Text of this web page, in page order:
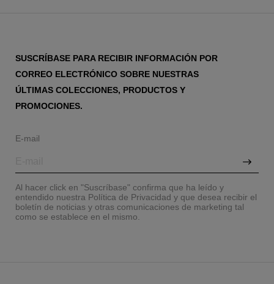
SUSCRÍBASE PARA RECIBIR INFORMACIÓN POR
CORREO ELECTRÓNICO SOBRE NUESTRAS
ÚLTIMAS COLECCIONES, PRODUCTOS Y
PROMOCIONES.
E-mail
Al hacer click en "Suscríbase" confirma que ha leído y
entendido nuestra Política de Privacidad y que desea recibir el
boletín de noticias y otras comunicaciones de marketing tal
como se establece en el mismo.